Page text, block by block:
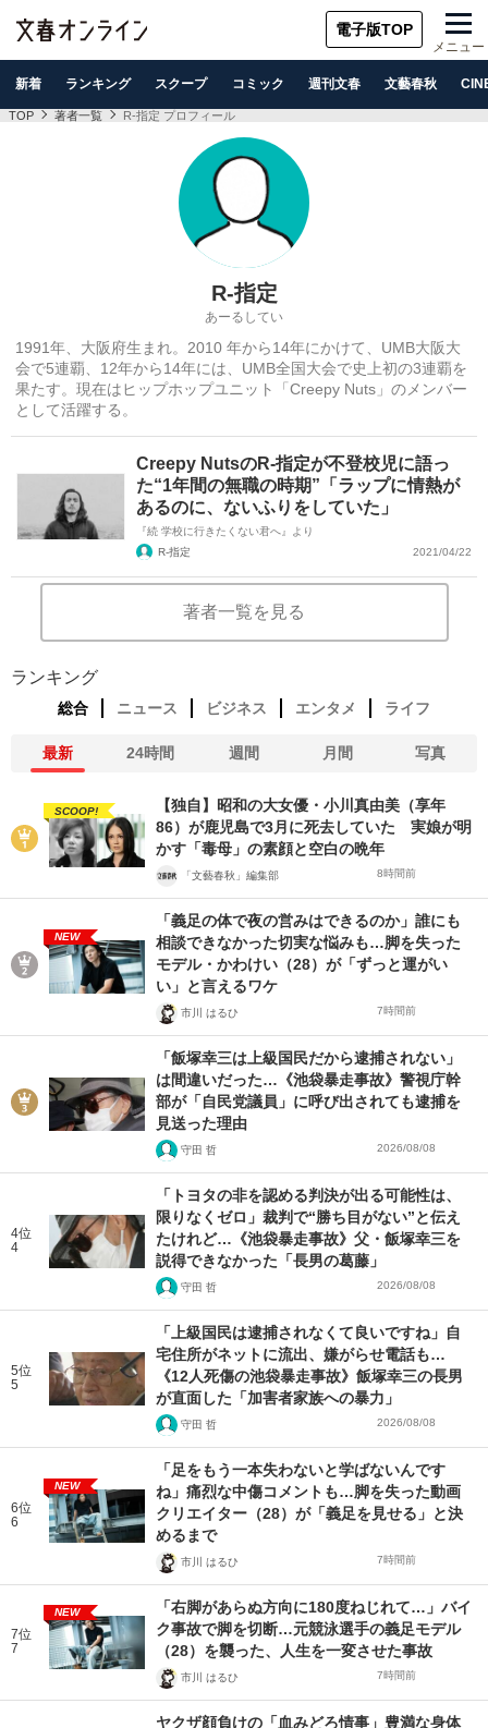
電子版TOP
メニュー
新着 ランキング スクープ コミック 週刊文春 文藝春秋
TOP 著者一覧 R-指定 プロフィール
R-指定
あーるしてい
1991年、大阪府生まれ。2010 年から14年にかけて、UMB大阪大
会で5連覇、12年から14年には、UMB全国大会で史上初の3連覇を
果たす。現在はヒップホップユニット「Creepy Nuts」のメンバー
として活躍する。
Creepy NutsのR-指定が不登校児に語っ
た“1年間の無職の時期”「ラップに情熱が
あるのに、ないふりをしていた」
『続 学校に行きたくない君へ』より
R-指定
2021/04/22
著者一覧を見る
ランキング
総合 ニュース ビジネス エンタメ ライフ
最新 24時間 週間 月間 写真
SCOOP!
【独自】昭和の大女優・小川真由美（享年
86）が鹿児島で3月に死去していた 実娘が明
かす「毒母」の素顔と空白の晩年
「文藝春秋」編集部 8時間前
NEW
「義足の体で夜の営みはできるのか」誰にも
相談できなかった切実な悩みも…脚を失った
モデル・かわけい（28）が「ずっと運がい
い」と言えるワケ
市川 はるひ 7時間前
「飯塚幸三は上級国民だから逮捕されない」
は間違いだった…《池袋暴走事故》警視庁幹
部が「自民党議員」に呼び出されても逮捕を
見送った理由
守田 哲 2026/08/08
4位
4
「トヨタの非を認める判決が出る可能性は、
限りなくゼロ」裁判で“勝ち目がない”と伝え
たけれど…《池袋暴走事故》父・飯塚幸三を
説得できなかった「長男の葛藤」
守田 哲 2026/08/08
5位
5
「上級国民は逮捕されなくて良いですね」自
宅住所がネットに流出、嫌がらせ電話も…
《12人死傷の池袋暴走事故》飯塚幸三の長男
が直面した「加害者家族への暴力」
守田 哲 2026/08/08
6位
6
NEW
「足をもう一本失わないと学ばないんです
ね」痛烈な中傷コメントも…脚を失った動画
クリエイター（28）が「義足を見せる」と決
めるまで
市川 はるひ 7時間前
7位
7
NEW
「右脚があらぬ方向に180度ねじれて…」バイ
ク事故で脚を切断…元競泳選手の義足モデル
（28）を襲った、人生を一変させた事故
市川 はるひ 7時間前
ヤクザ顔負けの「血みどろ情事」豊満な身体